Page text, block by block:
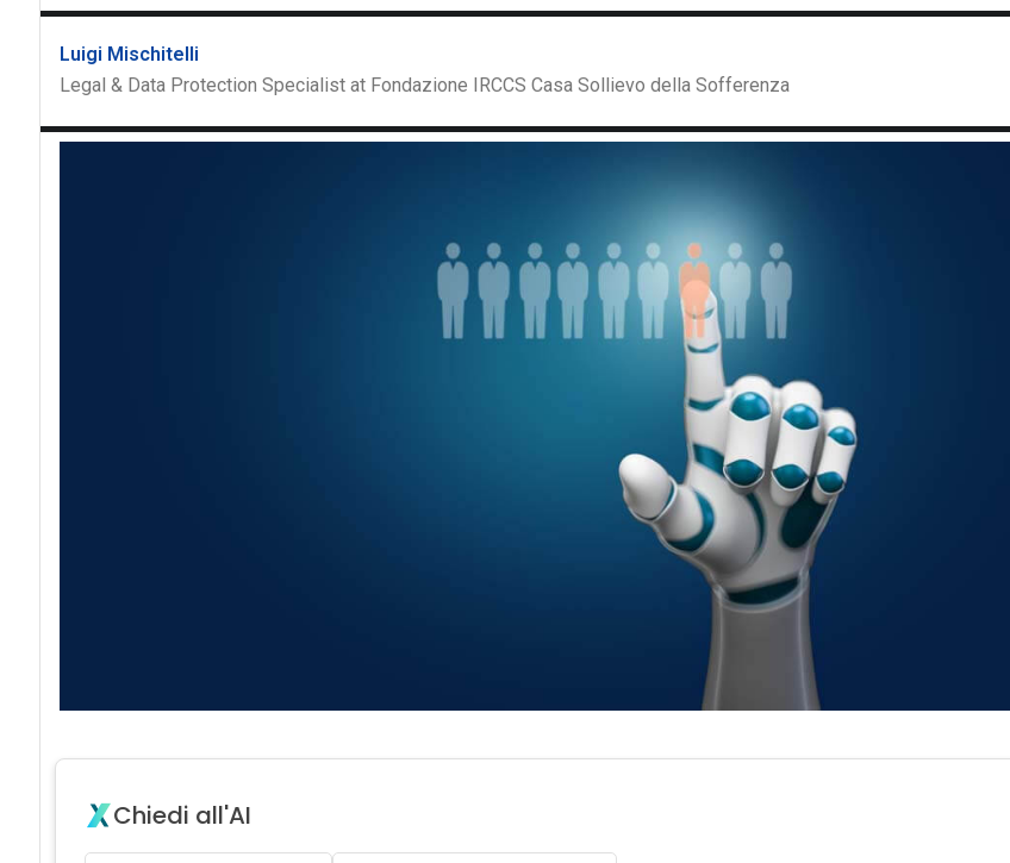
Luigi Mischitelli
Legal & Data Protection Specialist at Fondazione IRCCS Casa Sollievo della Sofferenza
Chiedi all'AI